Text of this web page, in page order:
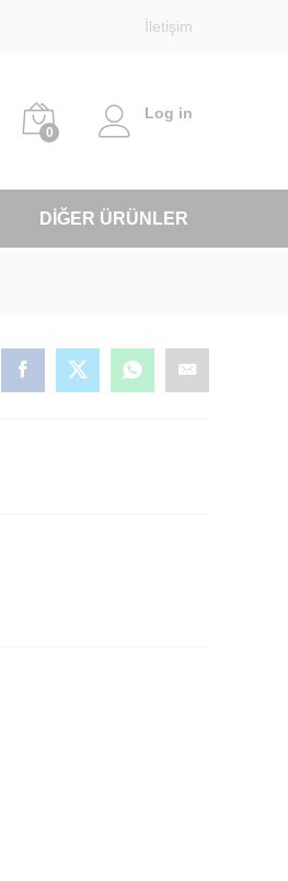
İletişim
0
Log in
DIĞER ÜRÜNLER